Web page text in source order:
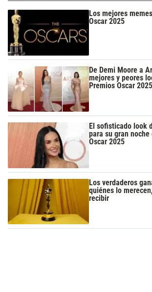
Los mejores
Oscar 2025
De Demi Moore a
mejores y peores
Premios Oscar 2025
El sofisticado look
para su gran
Oscar 2025
Los verdaderos
quiénes lo
recibir